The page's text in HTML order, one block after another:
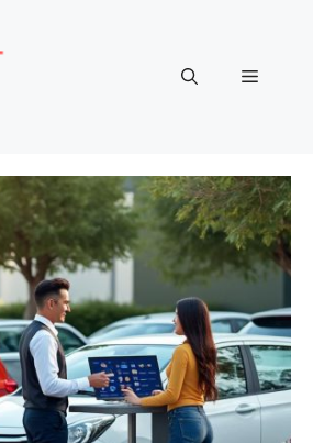
Menu